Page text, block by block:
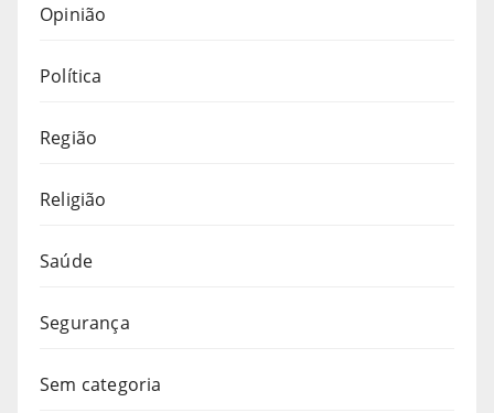
Opinião
Política
Região
Religião
Saúde
Segurança
Sem categoria